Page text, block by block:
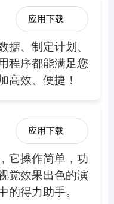
应用下载
据、制定计划、
程序都能满足您
高效、便捷！
应用下载
它操作简单，功
觉效果出色的演
的得力助手。